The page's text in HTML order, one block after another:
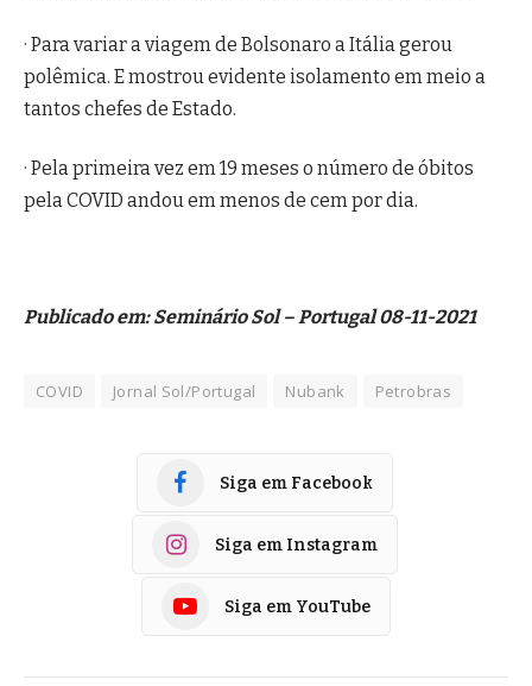
· Para variar a viagem de Bolsonaro a Itália gerou
polêmica. E mostrou evidente isolamento em meio a
tantos chefes de Estado.
· Pela primeira vez em 19 meses o número de óbitos
pela COVID andou em menos de cem por dia.
Publicado em: Seminário Sol – Portugal 08-11-2021
COVID Jornal Sol/Portugal Nubank Petrobras
Siga em Facebook
Siga em Instagram
Siga em YouTube